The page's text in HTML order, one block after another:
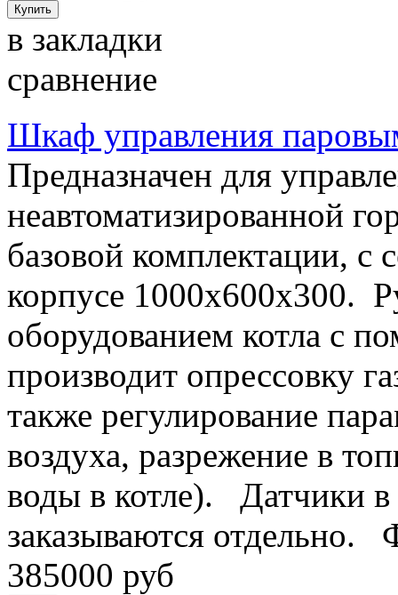
в закладки
сравнение
Шкаф управления
Предназначен для
неавтоматизированной
базовой комплектации, с
корпусе 1000х600х300.
оборудованием котла с
производит опрессовку
также регулирование
воздуха, разрежение в
воды в котле). Датчики в
заказываются отдельно.
385000 руб